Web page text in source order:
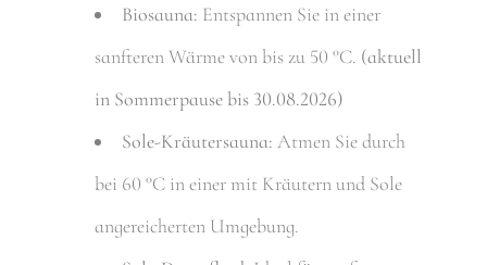
Biosauna: Entspannen Sie in einer
sanfteren Wärme von bis zu 50 °C. (aktuell
in Sommerpause bis 30.08.2026)
Sole-Kräutersauna: Atmen Sie durch
bei 60 °C in einer mit Kräutern und Sole
angereicherten Umgebung.